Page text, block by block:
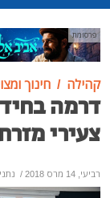
פרסומת
קהילה חינוך
דרמה
צעירי
רביעי, 14 מרס 2018 /